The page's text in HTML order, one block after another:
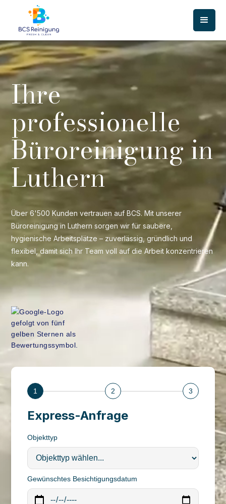
Ihre
professionelle
Büroreinigung in
Luthern
Über 6'500 Kunden vertrauen auf BCS. Mit unserer
Büroreinigung in Luthern sorgen wir für saubere,
hygienische Arbeitsplätze – zuverlässig, gründlich und
flexibel, damit sich Ihr Team voll auf die Arbeit konzentrieren
kann.
1 2 3
Express-Anfrage
Objekttyp
Gewünschtes Besichtigungsdatum